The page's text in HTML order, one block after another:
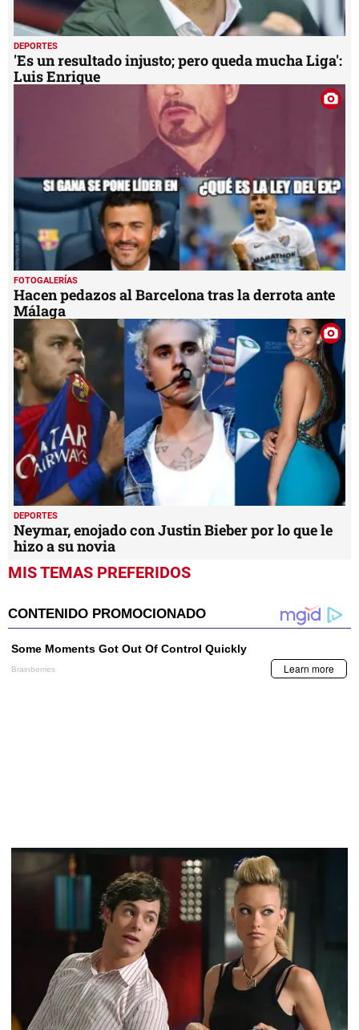
DEPORTES
'Es un resultado injusto; pero queda mucha Liga':
Luis Enrique
FOTOGALERÍAS
Hacen pedazos al Barcelona tras la derrota ante
Málaga
DEPORTES
Neymar, enojado con Justin Bieber por lo que le
hizo a su novia
MIS TEMAS PREFERIDOS